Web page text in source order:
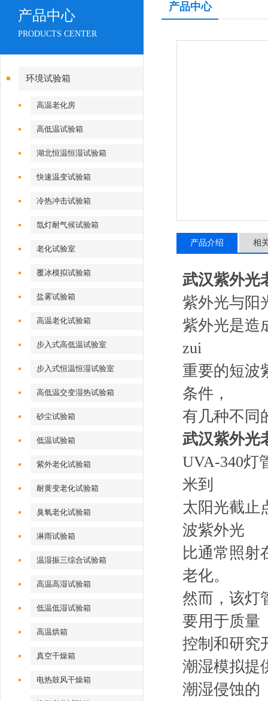
产品中心
PRODUCTS CENTER
环境试验箱
高温老化房
高低温试验箱
湖北恒温恒湿试验箱
快速温变试验箱
冷热冲击试验箱
氙灯耐气候试验箱
老化试验室
覆冰模拟试验箱
盐雾试验箱
高温老化试验箱
步入式高低温试验室
步入式恒温恒湿试验室
高低温交变湿热试验箱
砂尘试验箱
低温试验箱
紫外老化试验箱
耐黄变老化试验箱
臭氧老化试验箱
淋雨试验箱
温湿振三综合试验箱
高温高湿试验箱
低温低湿试验箱
高温烘箱
真空干燥箱
电热鼓风干燥箱
产品中心
产品介绍 相
武汉紫外光
紫外光与阳
紫外光是造
zui
重要的短波
条件，
有几种不同
武汉紫外光
UVA-340灯
米到
太阳光截止
波紫外光
比通常照射
老化。
然而，该灯
要用于质量
控制和研究
潮湿模拟提
潮湿侵蚀的